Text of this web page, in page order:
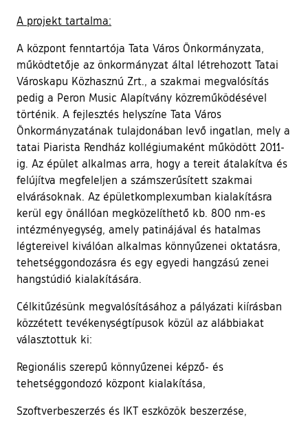
A projekt tartalma:
A központ fenntartója Tata Város Önkormányzata,
működtetője az önkormányzat által létrehozott Tatai
Városkapu Közhasznú Zrt., a szakmai megvalósítás
pedig a Peron Music Alapítvány közreműködésével
történik. A fejlesztés helyszíne Tata Város
Önkormányzatának tulajdonában levő ingatlan, mely a
tatai Piarista Rendház kollégiumaként működött 2011-
ig. Az épület alkalmas arra, hogy a tereit átalakítva és
felújítva megfeleljen a számszerűsített szakmai
elvárásoknak. Az épületkomplexumban kialakításra
kerül egy önállóan megközelíthető kb. 800 nm-es
intézményegység, amely patinájával és hatalmas
légtereivel kiválóan alkalmas könnyűzenei oktatásra,
tehetséggondozásra és egy egyedi hangzású zenei
hangstúdió kialakítására.
Célkitűzésünk megvalósításához a pályázati kiírásban
közzétett tevékenységtípusok közül az alábbiakat
választottuk ki:
Regionális szerepű könnyűzenei képző- és
tehetséggondozó központ kialakítása,
Szoftverbeszerzés és IKT eszközök beszerzése,